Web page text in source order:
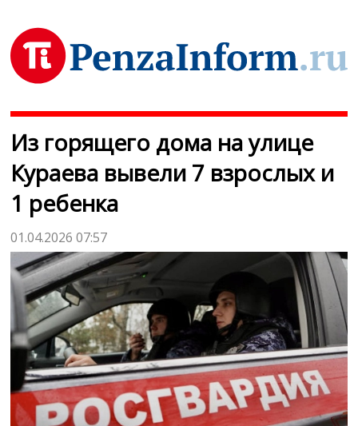
Из горящего дома на улице
Кураева вывели 7 взрослых и
1 ребенка
01.04.2026 07:57